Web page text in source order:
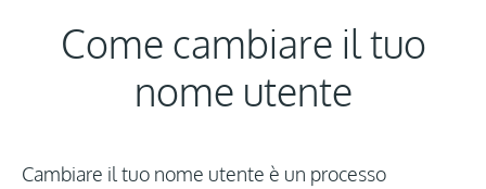
Accedi
Come cambiare il tuo
nome utente
Cambiare il tuo nome utente è un processo